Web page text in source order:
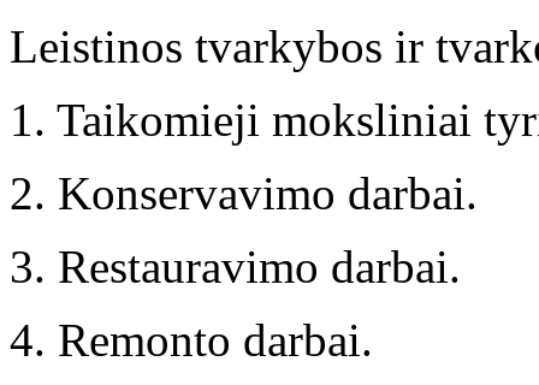
Leistinos tvarkybos ir
1. Taikomieji moksliniai
2. Konservavimo darbai.
3. Restauravimo darbai.
4. Remonto darbai.